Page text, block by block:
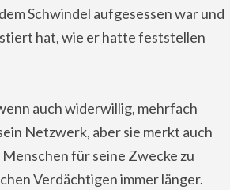
Schwindel aufgesessen war und
hat, wie er hatte feststellen
auch widerwillig, mehrfach
Netzwerk, aber sie merkt auch
für seine Zwecke zu
Verdächtigen immer länger.